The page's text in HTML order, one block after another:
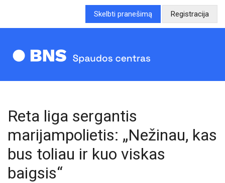
Skelbti pranešimą Registracija
Reta liga sergantis
marijampolietis: „Nežinau, kas
bus toliau ir kuo viskas
baigsis“